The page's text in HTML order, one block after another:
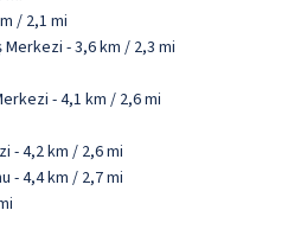
/ 2,1 mi
- 3,6 km / 2,3 mi
- 4,1 km / 2,6 mi
- 4,2 km / 2,6 mi
- 4,4 km / 2,7 mi